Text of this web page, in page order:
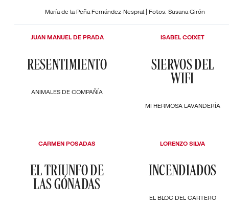
María de la Peña Fernández-Nespral | Fotos: Susana Girón
ANIMALES DE COMPAÑÍA
RESENTIMIENTO
JUAN MANUEL DE PRADA
MI HERMOSA LAVANDERÍA
SIERVOS DEL
WIFI
ISABEL COIXET
EL TRIUNFO DE
LAS GÓNADAS
CARMEN POSADAS
EL BLOC DEL CARTERO
INCENDIADOS
LORENZO SILVA